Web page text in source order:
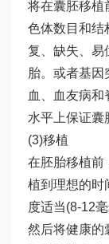
将在囊胚移植
色体数目和结
复、缺失、易
胎。或者基
血、血友病
水平上保证囊
(3)移植
在胚胎移植前
植到理想的时
度适当(8-12
然后将健康的